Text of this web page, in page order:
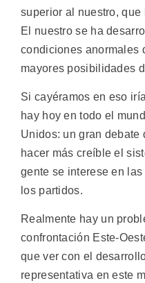
superior al nuestro,
El nuestro se ha
condiciones anormales
mayores posibilidades
Si cayéramos en eso
hay hoy en todo el
Unidos: un gran
hacer más creíble el
gente se interese en
los partidos.
Realmente hay un
confrontación Este-
que ver con el
representativa en este